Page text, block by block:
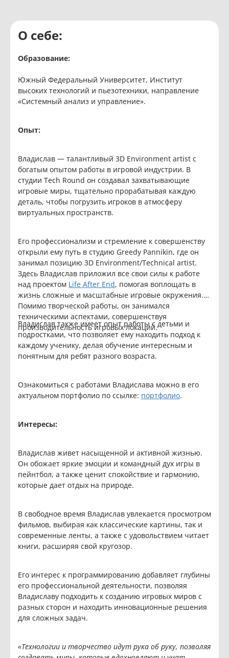
О себе:
Образование:
Южный Федеральный Университет, Институт
высоких технологий и пьезотехники, направление
«Системный анализ и управление».
Опыт:
Владислав — талантливый 3D Environment artist с
богатым опытом работы в игровой индустрии. В
студии Tech Round он создавал захватывающие
игровые миры, тщательно прорабатывая каждую
деталь, чтобы погрузить игроков в атмосферу
виртуальных пространств.
Его профессионализм и стремление к совершенству
открыли ему путь в студию Greedy Pannikin, где он
занимал позицию 3D Environment/Technical artist.
Здесь Владислав приложил все свои силы к работе
над проектом Life After End, помогая воплощать в
жизнь сложные и масштабные игровые окружения.
Помимо творческой работы, он занимался
техническими аспектами, совершенствуя
производительность игровых локаций.
Владислав также имеет опыт работы с детьми и
подростками, что позволяет ему находить подход к
каждому ученику, делая обучение интересным и
понятным для ребят разного возраста.
Ознакомиться с работами Владислава можно в его
актуальном портфолио по ссылке: портфолио.
Интересы:
Владислав живет насыщенной и активной жизнью.
Он обожает яркие эмоции и командный дух игры в
пейнтбол, а также ценит спокойствие и гармонию,
которые дает отдых на природе.
В свободное время Владислав увлекается просмотром
фильмов, выбирая как классические картины, так и
современные ленты, а также с удовольствием читает
книги, расширяя свой кругозор.
Его интерес к программированию добавляет глубины
его профессиональной деятельности, позволяя
Владиславу подходить к созданию игровых миров с
разных сторон и находить инновационные решения
для сложных задач.
«Технологии и творчество идут рука об руку, позволяя